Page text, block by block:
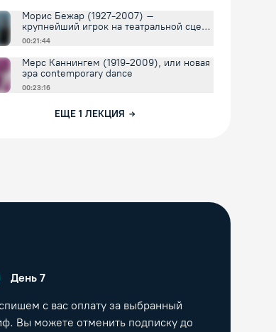
Морис Бежар (1927-2007) –
крупнейший игрок на театральной сцене
XX века и лидер мирового
00:21:44
Мерс Каннингем (1919-2009), или новая
эра contemporary dance
00:23:16
ЕЩЕ 1 ЛЕКЦИЯ
День7
с вас оплату за выбранный
Вы можете отменить подписку до